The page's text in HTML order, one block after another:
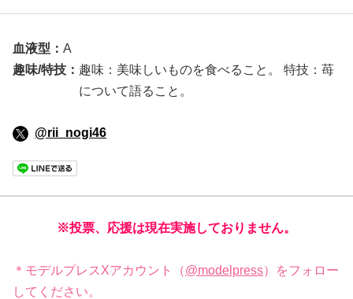
血液型： A
趣味/特技： 趣味：美味しいものを食べること。 特技：苺
について語ること。
@rii_nogi46
※投票、応援は現在実施しておりません。
＊モデルプレスXアカウント（@modelpress）をフォロー
してください。